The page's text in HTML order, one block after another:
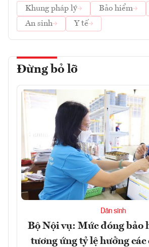
Khung pháp lý
Bảo hiểm
An sinh
Y tế
Đừng bỏ lỡ
Dân sinh
Bộ Nội vụ: Mức đóng bảo
tương ứng tỷ lệ hưởng các